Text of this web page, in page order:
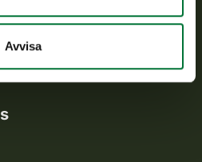
Avvisa